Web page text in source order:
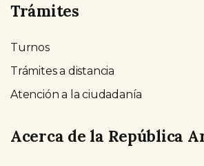
Trámites
Turnos
Trámites a distancia
Atención a la ciudadanía
Acerca de la República